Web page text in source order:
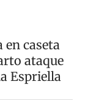
caseta
ataque
Espriella